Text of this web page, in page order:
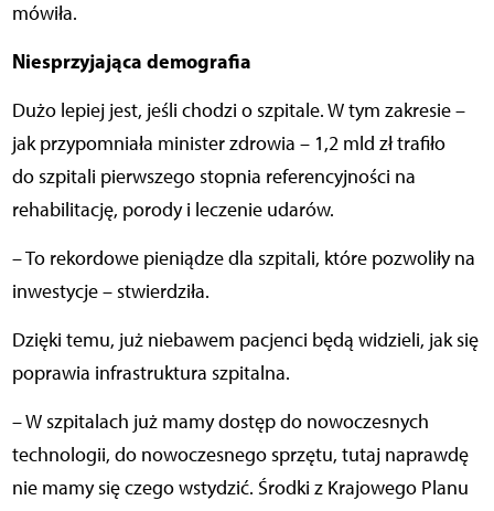
mówiła.
Niesprzyjająca demografia
Dużo lepiej jest, jeśli chodzi o szpitale. W tym zakresie –
jak przypomniała minister zdrowia – 1,2 mld zł trafiło
do szpitali pierwszego stopnia referencyjności na
rehabilitację, porody i leczenie udarów.
– To rekordowe pieniądze dla szpitali, które pozwoliły na
inwestycje – stwierdziła.
Dzięki temu, już niebawem pacjenci będą widzieli, jak się
poprawia infrastruktura szpitalna.
– W szpitalach już mamy dostęp do nowoczesnych
technologii, do nowoczesnego sprzętu, tutaj naprawdę
nie mamy się czego wstydzić. Środki z Krajowego Planu